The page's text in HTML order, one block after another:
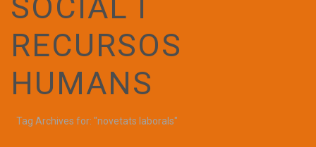
RECURSOS
HUMANS
Tag Archives for: "novetats laborals"